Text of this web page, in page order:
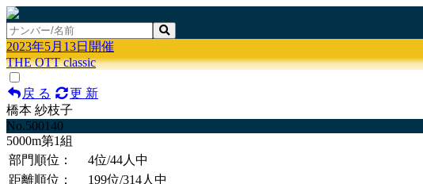
2023年5月13日開催
THE OTT classic
戻 る
更 新
橋本 紗枝子
No.500140
5000m第1組
部門順位：
4位/44人中
距離順位：
199位/314人中